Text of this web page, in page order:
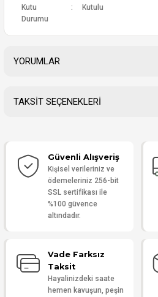
Kutu
Durumu
: Kutulu
YORUMLAR
Yorum Yaz
TAKSİT SEÇENEKLERİ
Güvenli Alışveriş
Kişisel verileriniz ve
ödemeleriniz 256-bit
SSL sertifikası ile
%100 güvence
altındadır.
Vade Farksız
Taksit
Hayalinizdeki saate
hemen kavuşun, peşin